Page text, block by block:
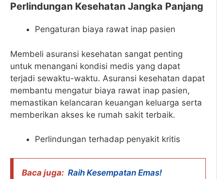
Perlindungan Kesehatan Jangka Panjang
Pengaturan biaya rawat inap pasien
Membeli asuransi kesehatan sangat penting
untuk menangani kondisi medis yang dapat
terjadi sewaktu-waktu. Asuransi kesehatan dapat
membantu mengatur biaya rawat inap pasien,
memastikan kelancaran keuangan keluarga serta
memberikan akses ke rumah sakit terbaik.
Perlindungan terhadap penyakit kritis
Baca juga: Raih Kesempatan Emas!